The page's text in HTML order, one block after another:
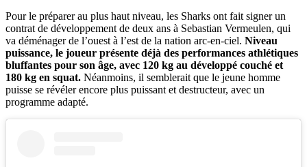
Pour le préparer au plus haut niveau, les Sharks ont fait signer un
contrat de développement de deux ans à Sebastian Vermeulen, qui
va déménager de l’ouest à l’est de la nation arc-en-ciel. Niveau
puissance, le joueur présente déjà des performances athlétiques
bluffantes pour son âge, avec 120 kg au développé couché et
180 kg en squat. Néanmoins, il semblerait que le jeune homme
puisse se révéler encore plus puissant et destructeur, avec un
programme adapté.